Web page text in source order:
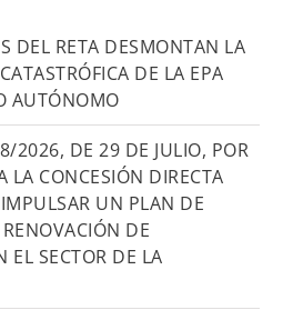
DEL RETA DESMONTAN LA
DE LA EPA
AUTÓNOMO
2026, DE 29 DE JULIO, POR
LA CONCESIÓN DIRECTA
UN PLAN DE
DE
EL SECTOR DE LA